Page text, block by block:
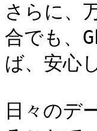
さらに、
合でも、
ば、安心
日々のデ